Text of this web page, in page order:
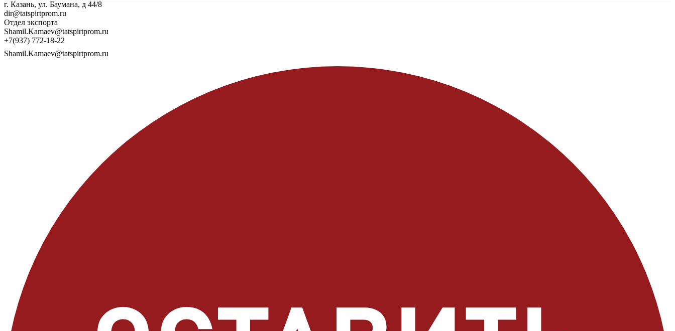
г. Казань, ул. Баумана, д 44/8
dir@tatspirtprom.ru
Отдел экспорта
Shamil.Kamaev@tatspirtprom.ru
+7(937) 772-18-22
Shamil.Kamaev@tatspirtprom.ru